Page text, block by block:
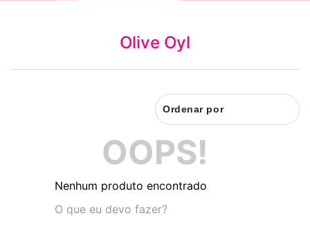
8
renda
Olive Oyl
Ordenar por
OOPS!
Nenhum produto encontrado
O que eu devo fazer?